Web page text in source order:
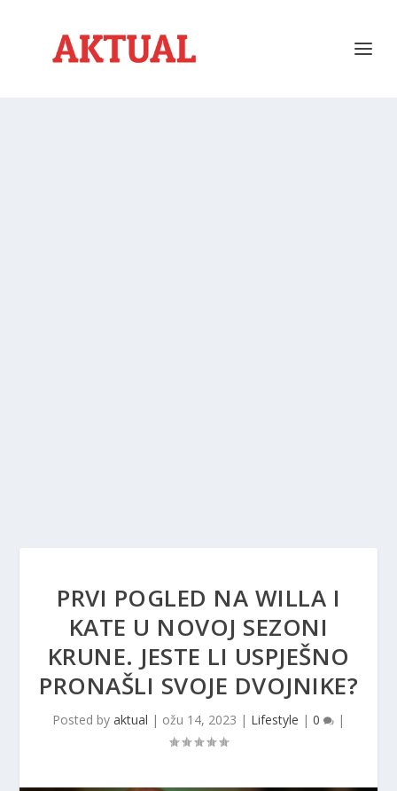
PRVI POGLED NA WILLA I
KATE U NOVOJ SEZONI
KRUNE. JESTE LI USPJEŠNO
PRONAŠLI SVOJE DVOJNIKE?
Posted by aktual | ožu 14, 2023 | Lifestyle | 0 |